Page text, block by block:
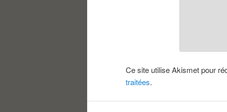
Ce site utilise Akismet pour
traitées.